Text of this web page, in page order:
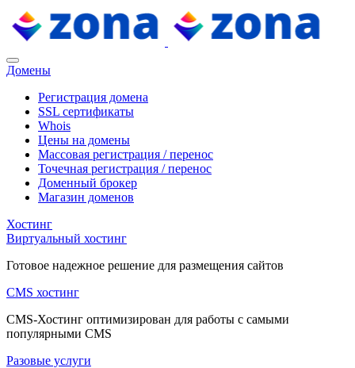
Домены
Регистрация домена
SSL сертификаты
Whois
Цены на домены
Массовая регистрация / перенос
Точечная регистрация / перенос
Доменный брокер
Магазин доменов
Хостинг
Виртуальный хостинг
Готовое надежное решение для размещения сайтов
CMS хостинг
CMS-Хостинг оптимизирован для работы с самыми
популярными CMS
Разовые услуги